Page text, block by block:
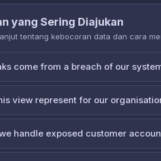
yang Sering Diajukan
tentang kebocoran data dan cara
come from a breach of our
view represent for our
handle exposed customer